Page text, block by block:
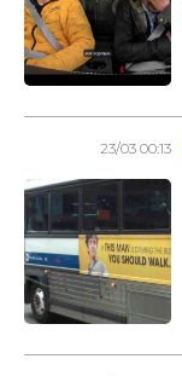
23/03 00:13